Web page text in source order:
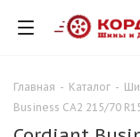
Главная - Каталог -
Business CA2 215/70